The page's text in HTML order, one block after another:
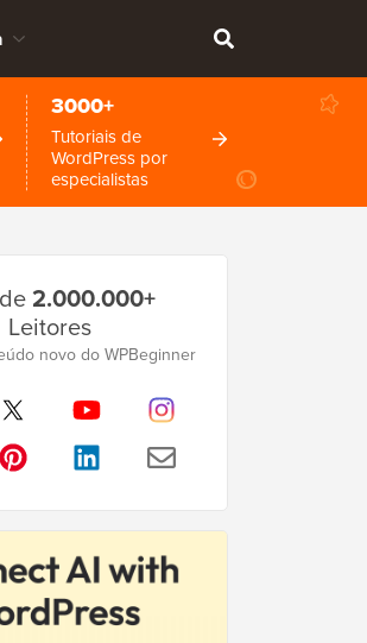
3000+
Tutoriais de
WordPress por
especialistas
2.000.000+
Leitores
novo do WPBeginner